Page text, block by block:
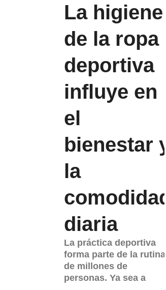
La higiene
de la ropa
deportiva
influye en
el
bienestar y
la
comodidad
diaria
La práctica deportiva
forma parte de la rutina
de millones de
personas. Ya sea a